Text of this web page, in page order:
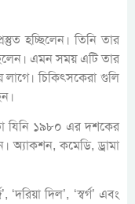
হচ্ছিলেন। তিনি তার
এমন সময় এটি তার
চিকিৎসকেরা গুলি
যিনি ১৯৮০ এর দশকের
অ্যাকশন, কমেডি, ড্রামা
দিল’, ‘স্বর্গ’ এবং